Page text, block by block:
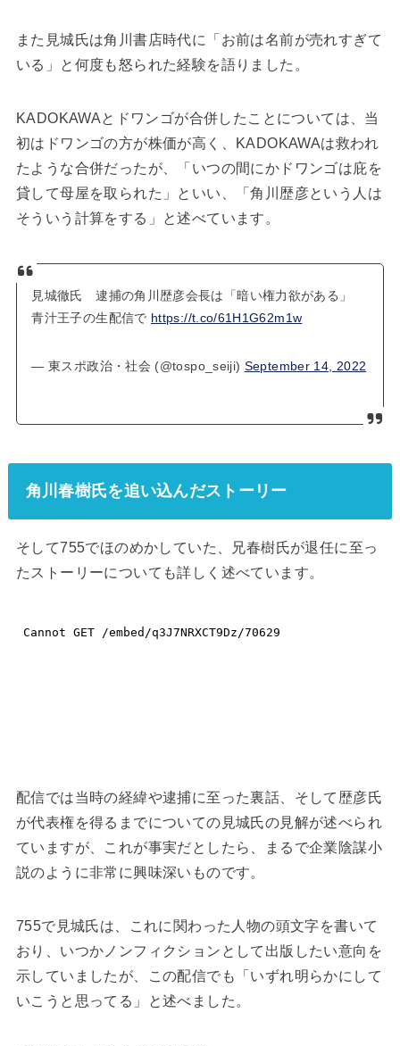
また見城氏は角川書店時代に「お前は名前が売れすぎて
いる」と何度も怒られた経験を語りました。
KADOKAWAとドワンゴが合併したことについては、当
初はドワンゴの方が株価が高く、KADOKAWAは救われ
たような合併だったが、「いつの間にかドワンゴは庇を
貸して母屋を取られた」といい、「角川歴彦という人は
そういう計算をする」と述べています。
見城徹氏 逮捕の角川歴彦会長は「暗い権力欲がある」
青汁王子の生配信で https://t.co/61H1G62m1w
— 東スポ政治・社会 (@tospo_seiji) September 14, 2022
角川春樹氏を追い込んだストーリー
そして755でほのめかしていた、兄春樹氏が退任に至っ
たストーリーについても詳しく述べています。
配信では当時の経緯や逮捕に至った裏話、そして歴彦氏
が代表権を得るまでについての見城氏の見解が述べられ
ていますが、これが事実だとしたら、まるで企業陰謀小
説のように非常に興味深いものです。
755で見城氏は、これに関わった人物の頭文字を書いて
おり、いつかノンフィクションとして出版したい意向を
示していましたが、この配信でも「いずれ明らかにして
いこうと思ってる」と述べました。